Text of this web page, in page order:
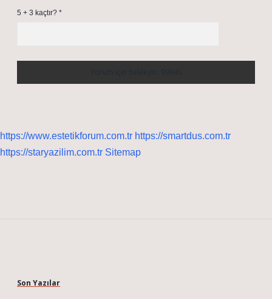
5 + 3 kaçtır? *
https://www.estetikforum.com.tr https://smartdus.com.tr
https://staryazilim.com.tr Sitemap
Son Yazılar